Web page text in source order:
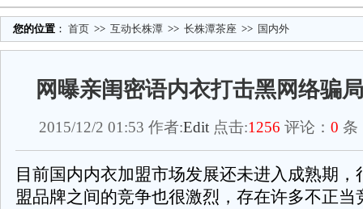
您的位置 ： 首页 >> 互动长株潭 >> 长株潭茶座 >> 国内外
网曝亲闺密语内衣打击黑网络骗
2015/12/2 01:53 作者:Edit 点击:1256 评论： 0 条
目前国内内衣加盟市场发展还未进入成熟期，
盟品牌之间的竞争也很激烈，存在许多不正当